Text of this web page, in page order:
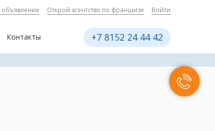
объявление Открой агентство по франшизе Войти
Контакты +7 8152 24 44 42